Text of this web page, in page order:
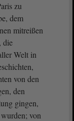
zu
dem
mitreißen
die
Welt in
von den
den
gingen,
von